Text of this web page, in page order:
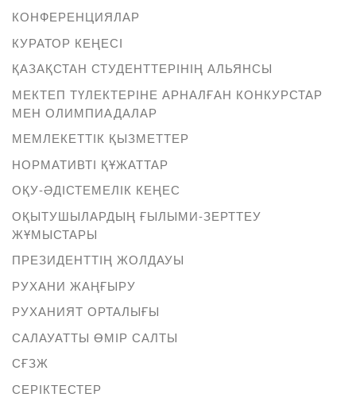
КОНФЕРЕНЦИЯЛАР
КУРАТОР КЕҢЕСІ
ҚАЗАҚСТАН СТУДЕНТТЕРІНІҢ АЛЬЯНСЫ
МЕКТЕП ТҮЛЕКТЕРІНЕ АРНАЛҒАН КОНКУРСТАР
МЕН ОЛИМПИАДАЛАР
МЕМЛЕКЕТТІК ҚЫЗМЕТТЕР
НОРМАТИВТІ ҚҰЖАТТАР
ОҚУ-ӘДІСТЕМЕЛІК КЕҢЕС
ОҚЫТУШЫЛАРДЫҢ ҒЫЛЫМИ-ЗЕРТТЕУ
ЖҰМЫСТАРЫ
ПРЕЗИДЕНТТІҢ ЖОЛДАУЫ
РУХАНИ ЖАҢҒЫРУ
РУХАНИЯТ ОРТАЛЫҒЫ
САЛАУАТТЫ ӨМІР САЛТЫ
СҒЗЖ
СЕРІКТЕСТЕР